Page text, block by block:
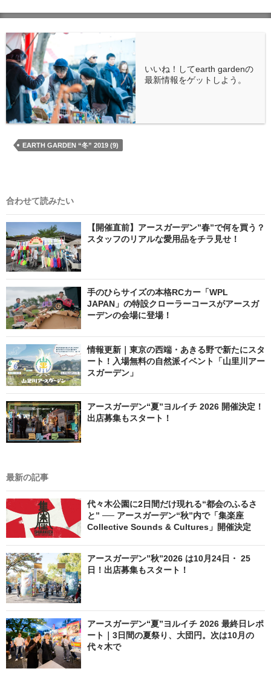
いいね！してearth gardenの
最新情報をゲットしよう。
EARTH GARDEN “冬” 2019 (9)
合わせて読みたい
【開催直前】アースガーデン”春”で何を買う？
スタッフのリアルな愛用品をチラ見せ！
手のひらサイズの本格RCカー「WPL
JAPAN」の特設クローラーコースがアースガ
ーデンの会場に登場！
情報更新｜東京の西端・あきる野で新たにスタ
ート！入場無料の自然派イベント「山里川アー
スガーデン」
アースガーデン“夏”ヨルイチ 2026 開催決定！
出店募集もスタート！
最新の記事
代々木公園に2日間だけ現れる“都会のふるさ
と” ── アースガーデン“秋”内で「集楽座
Collective Sounds & Cultures」開催決定
アースガーデン”秋”2026 は10月24日・ 25
日！出店募集もスタート！
アースガーデン“夏”ヨルイチ 2026 最終日レポ
ート｜3日間の夏祭り、大団円。次は10月の
代々木で